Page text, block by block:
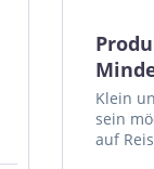
Klein
sein
auf